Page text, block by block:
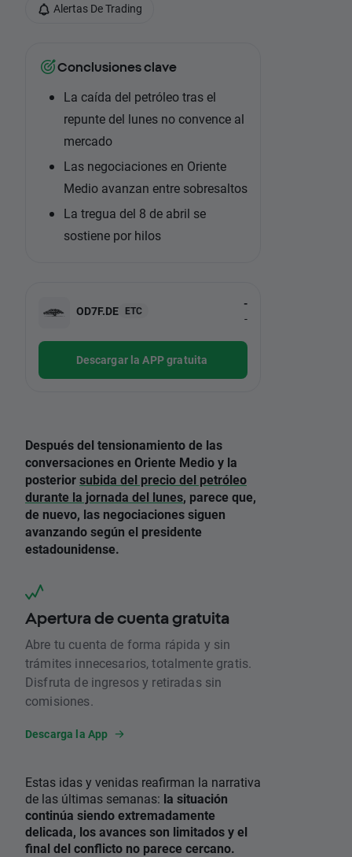
Conclusiones clave
La caída del petróleo tras el
repunte del lunes no convence al
mercado
Las negociaciones en Oriente
Medio avanzan entre sobresaltos
La tregua del 8 de abril se
sostiene por hilos
OD7F.DE ETC
-
-
Descargar la APP gratuita
Después del tensionamiento de las
conversaciones en Oriente Medio y la
posteriorsubida del precio del petróleo
durante la jornada del lunes, parece que,
de nuevo, las negociaciones siguen
avanzando según el presidente
estadounidense.
Apertura de cuenta gratuita
Abre tu cuenta de forma rápida y sin
trámites innecesarios, totalmente gratis.
Disfruta de ingresos y retiradas sin
comisiones.
Descarga la App
Estas idas y venidas reafirman la narrativa
de las últimas semanas: la situación
continúa siendo extremadamente
delicada, los avances son limitados y el
final del conflicto no parece cercano.
Alertas De Trading